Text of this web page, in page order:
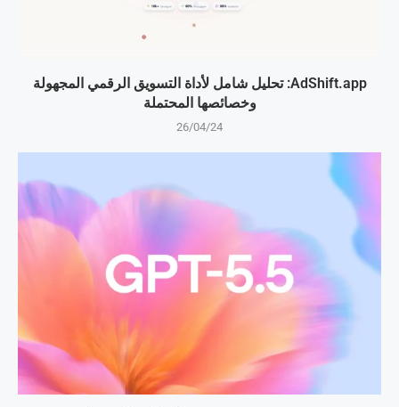
AdShift.app: تحليل شامل لأداة التسويق الرقمي المجهولة
وخصائصها المحتملة
26/04/24